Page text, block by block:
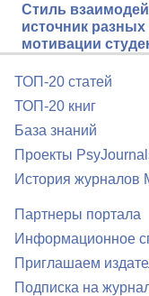
Стиль
источник
мотивации
ТОП-20 статей
ТОП-20 книг
База знаний
Проекты
История
Партнеры портала
Информационное
Приглашаем
Подписка на